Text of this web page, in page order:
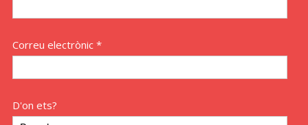
Correu electrònic *
D'on ets?